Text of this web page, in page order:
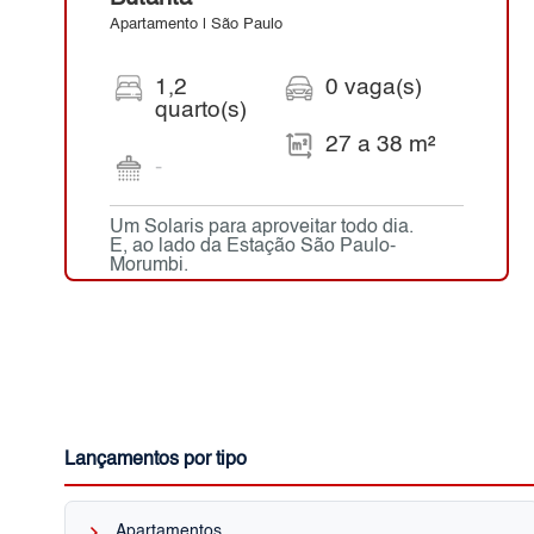
Apartamento | São Paulo
1,2
quarto(s)
-
0 vaga(s)
27 a 38 m²
Um Solaris para aproveitar todo dia.
E, ao lado da Estação São Paulo-
Morumbi.
Lançamentos por tipo